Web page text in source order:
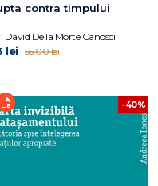
contra timpului
David Della Morte Canosci
lei 55.00 lei
-40%